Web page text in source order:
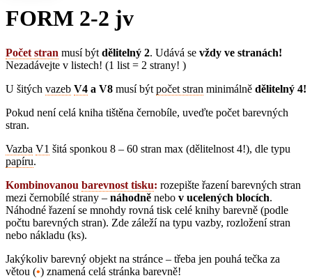
FORM 2-2 jv
Počet stran musí být dělitelný 2. Udává se vždy ve stranách!
Nezadávejte v listech! (1 list = 2 strany! )
U šitých vazeb V4 a V8 musí být počet stran minimálně dělitelný 4!
Pokud není celá kniha tištěna černobíle, uveďte počet barevných
stran.
Vazba V1 šitá sponkou 8 – 60 stran max (dělitelnost 4!), dle typu
papíru.
Kombinovanou barevnost tisku: rozepište řazení barevných stran
mezi černobílé strany – náhodně nebo v ucelených blocích.
Náhodné řazení se mnohdy rovná tisk celé knihy barevně (podle
počtu barevných stran). Zde záleží na typu vazby, rozložení stran
nebo nákladu (ks).
Jakýkoliv barevný objekt na stránce – třeba jen pouhá tečka za
větou (•) znamená celá stránka barevně!